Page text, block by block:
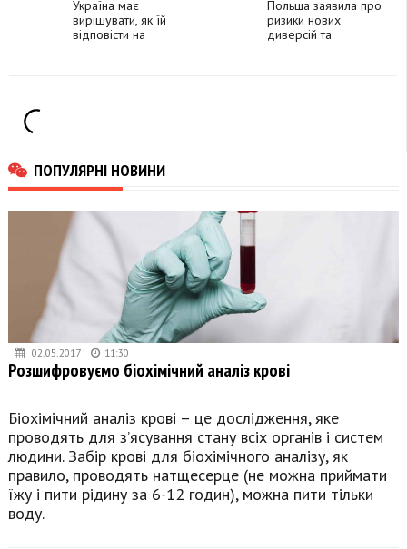
в Україні, - CNN
Україна має
вирішувати, як їй
відповісти на
Польща заявила про
ризики нових
диверсій та
ПОПУЛЯРНІ НОВИНИ
02.05.2017 11:30
Розшифровуємо біохімічний аналіз крові
Біохімічний аналіз крові – це дослідження, яке
проводять для з’ясування стану всіх органів і систем
людини. Забір крові для біохімічного аналізу, як
правило, проводять натщесерце (не можна приймати
їжу і пити рідину за 6-12 годин), можна пити тільки
воду.